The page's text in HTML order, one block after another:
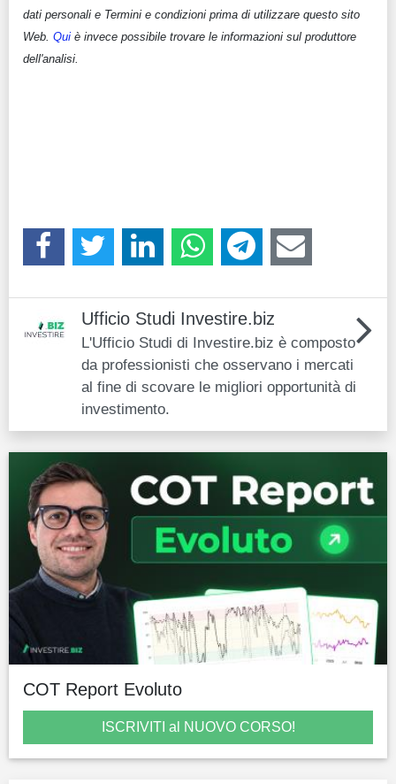
dati personali e Termini e condizioni prima di utilizzare questo sito
Web. Qui è invece possibile trovare le informazioni sul produttore
dell'analisi.
Ufficio Studi Investire.biz
L'Ufficio Studi di Investire.biz è composto
da professionisti che osservano i mercati
al fine di scovare le migliori opportunità di
investimento.
COT Report Evoluto
ISCRIVITI al NUOVO CORSO!